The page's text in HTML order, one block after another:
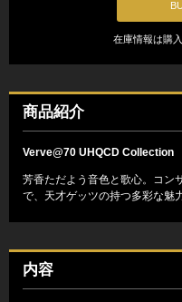
在庫情報は購
商品紹介
Verve@70 UHQCD Collection
芳香ただよう音色と歌心。コン
で、天才ゲッツの持つ多彩な魅
内容